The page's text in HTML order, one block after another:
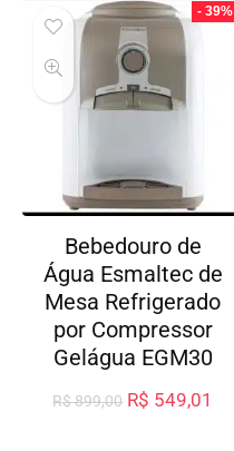
- 39%
Bebedouro de
Água Esmaltec de
Mesa Refrigerado
por Compressor
Gelágua EGM30
R$899,00 R$ 549,01